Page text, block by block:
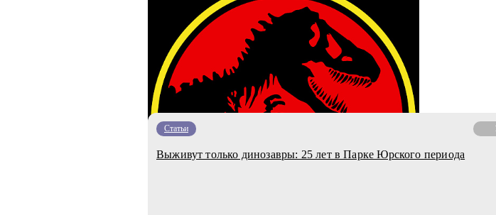
Статьи
Выживут только динозавры: 25 лет в Парке Юрского периода